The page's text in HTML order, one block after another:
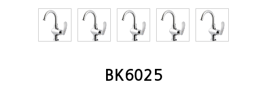
BK6025